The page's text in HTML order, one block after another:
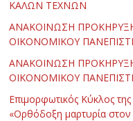
ΚΑΛΩΝ ΤΕΧΝΩΝ
ΑΝΑΚΟΙΝΩΣΗ
ΟΙΚΟΝΟΜΙΚΟΥ
ΑΝΑΚΟΙΝΩΣΗ
ΟΙΚΟΝΟΜΙΚΟΥ
Επιμορφωτικός Κύκλος
«Ορθόδοξη μαρτυρία